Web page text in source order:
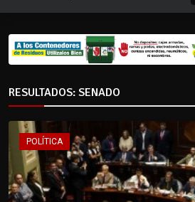
RESULTADOS: SENADO
POLÍTICA